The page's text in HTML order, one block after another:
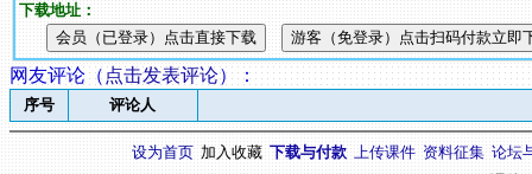
下载地址：
网友评论（ 点击发表评论） ：
序号 评论人
设为首页 加入收藏 下载与付款 上传课件 资料征集 论坛